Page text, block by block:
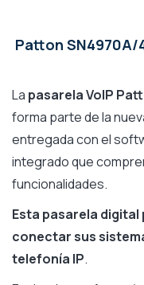
Patton SN4970A/
La pasarela VoIP
forma parte de la
entregada con el
integrado que
funcionalidades.
Esta pasarela digital
conectar sus
telefonía IP.